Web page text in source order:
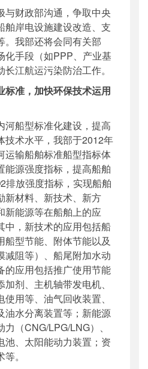
与财政部沟通，争取中央
舶岸电设施建设改造、支
。我部还将会同有关部
化手段（如PPP、产业基
江航运污染防治工作。
标准，加快环保技术运用
河船型标准化建设，提高
技术水平，我部于2012年
运输船舶标准船型指标体
能源强度指标，提高船舶
排放强度指标，实现船舶
新材料、新技术、新方
新能源等在船舶上的应
中，新技术的应用包括船
船型节能、附体节能以及
减阻等）、船尾附加水动
的应用包括推广使用节能
剂、主机轴带发电机、
用等、油气回收装置、
油水分离装置等；新能源
（CNG/LPG/LNG）、
池、太阳能动力装置；资
。